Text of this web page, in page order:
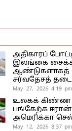
அதிகாரப்
இலங்கை
ஆண்டுகளாகத்
சர்வதேசத் தடை
May 27, 2026 4:19 pm
உலகக் கிண்ண
பங்கேற்க
அமெரிக்கா
May 12, 2026 8:37 pm